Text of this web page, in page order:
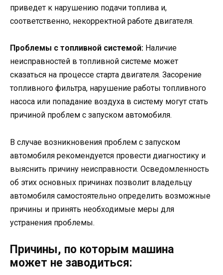
приведет к нарушению подачи топлива и,
соответственно, некорректной работе двигателя.
Проблемы с топливной системой: Наличие
неисправностей в топливной системе может
сказаться на процессе старта двигателя. Засорение
топливного фильтра, нарушение работы топливного
насоса или попадание воздуха в систему могут стать
причиной проблем с запуском автомобиля.
В случае возникновения проблем с запуском
автомобиля рекомендуется провести диагностику и
выяснить причину неисправности. Осведомленность
об этих основных причинах позволит владельцу
автомобиля самостоятельно определить возможные
причины и принять необходимые меры для
устранения проблемы.
Причины, по которым машина
может не заводиться: